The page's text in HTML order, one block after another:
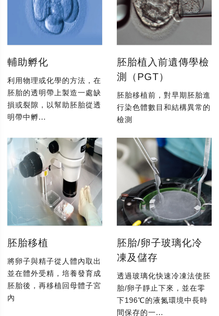
輔助孵化
利用物理或化學的方法，在
胚胎的透明帶上製造一處缺
損或裂隙，以幫助胚胎從透
明帶中孵...
胚胎植入前遺傳學檢
測（PGT）
胚胎移植前，對早期胚胎進
行染色體數目和結構異常的
檢測
胚胎移植
將卵子與精子從人體內取出
並在體外受精，培養發育成
胚胎後，再移植回母體子宮
內
胚胎/卵子玻璃化冷
凍及儲存
透過玻璃化快速冷凍法使胚
胎/卵子靜止下來，並在零
下196℃的液氮環境中長時
間保存的一...